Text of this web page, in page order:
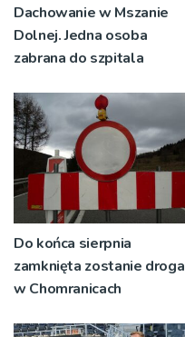
Dachowanie w Mszanie
Dolnej. Jedna osoba
zabrana do szpitala
Do końca sierpnia
zamknięta zostanie droga
w Chomranicach